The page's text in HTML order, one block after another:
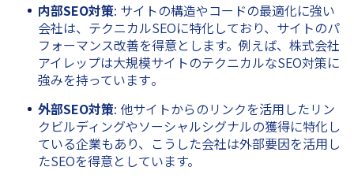
内部SEO対策: サイトの構造やコードの最適化に強い
会社は、テクニカルSEOに特化しており、サイトのパ
フォーマンス改善を得意とします。例えば、株式会社
アイレップは大規模サイトのテクニカルなSEO対策に
強みを持っています​。
外部SEO対策: 他サイトからのリンクを活用したリン
クビルディングやソーシャルシグナルの獲得に特化し
ている企業もあり、こうした会社は外部要因を活用し
たSEOを得意としています。